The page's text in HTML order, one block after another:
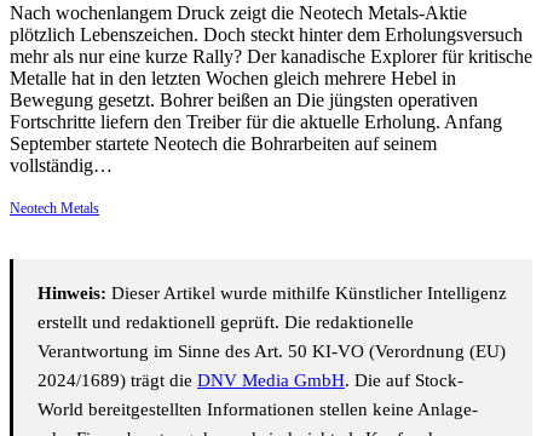
Nach wochenlangem Druck zeigt die Neotech Metals-Aktie
plötzlich Lebenszeichen. Doch steckt hinter dem Erholungsversuch
mehr als nur eine kurze Rally? Der kanadische Explorer für kritische
Metalle hat in den letzten Wochen gleich mehrere Hebel in
Bewegung gesetzt. Bohrer beißen an Die jüngsten operativen
Fortschritte liefern den Treiber für die aktuelle Erholung. Anfang
September startete Neotech die Bohrarbeiten auf seinem
vollständig…
Neotech Metals
Hinweis: Dieser Artikel wurde mithilfe Künstlicher Intelligenz
erstellt und redaktionell geprüft. Die redaktionelle
Verantwortung im Sinne des Art. 50 KI-VO (Verordnung (EU)
2024/1689) trägt die DNV Media GmbH. Die auf Stock-
World bereitgestellten Informationen stellen keine Anlage-